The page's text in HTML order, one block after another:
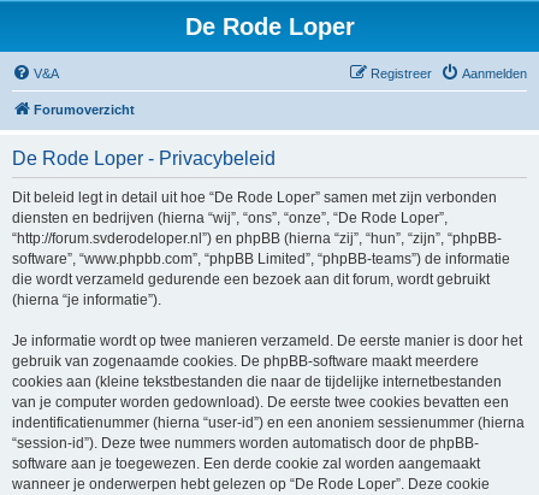
De Rode Loper
V&A Aanmelden
Registreer
Forumoverzicht
De Rode Loper - Privacybeleid
Dit beleid legt in detail uit hoe “De Rode Loper” samen met zijn verbonden
diensten en bedrijven (hierna “wij”, “ons”, “onze”, “De Rode Loper”,
“http://forum.svderodeloper.nl”) en phpBB (hierna “zij”, “hun”, “zijn”, “phpBB-
software”, “www.phpbb.com”, “phpBB Limited”, “phpBB-teams”) de informatie
die wordt verzameld gedurende een bezoek aan dit forum, wordt gebruikt
(hierna “je informatie”).
Je informatie wordt op twee manieren verzameld. De eerste manier is door het
gebruik van zogenaamde cookies. De phpBB-software maakt meerdere
cookies aan (kleine tekstbestanden die naar de tijdelijke internetbestanden
van je computer worden gedownload). De eerste twee cookies bevatten een
indentificatienummer (hierna “user-id”) en een anoniem sessienummer (hierna
“session-id”). Deze twee nummers worden automatisch door de phpBB-
software aan je toegewezen. Een derde cookie zal worden aangemaakt
wanneer je onderwerpen hebt gelezen op “De Rode Loper”. Deze cookie